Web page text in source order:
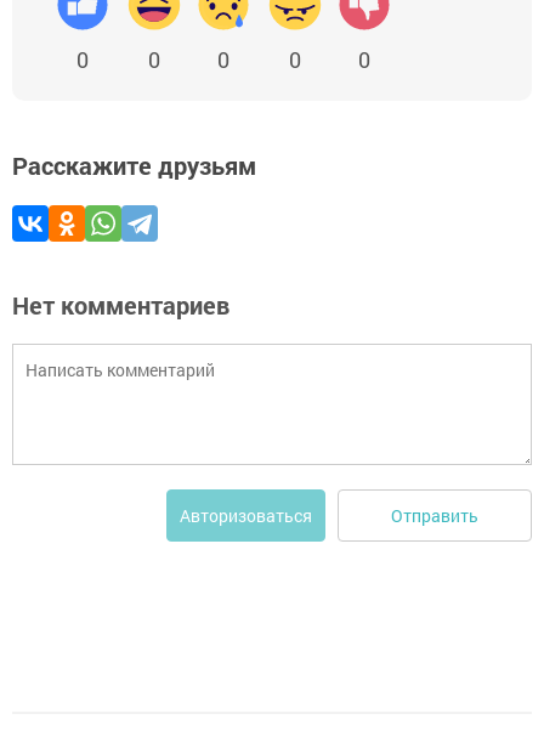
0 0 0 0 0
Расскажите друзьям
Нет комментариев
Авторизоваться Отправить